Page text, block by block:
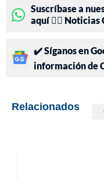
Suscríbase a
aquí 👉🏻
✔️ Síganos en
información de
Relacionados